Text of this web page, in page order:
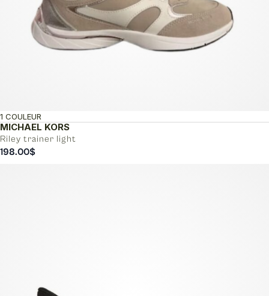
MICHAEL KORS
Riley trainer light
1 COULEUR
198.00$